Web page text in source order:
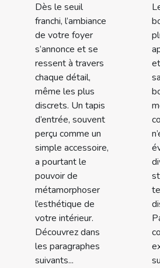
Dès le seuil
franchi, l’ambiance
de votre foyer
s’annonce et se
ressent à travers
chaque détail,
même les plus
discrets. Un tapis
d’entrée, souvent
perçu comme un
simple accessoire,
a pourtant le
pouvoir de
métamorphoser
l’esthétique de
votre intérieur.
Découvrez dans
les paragraphes
suivants...